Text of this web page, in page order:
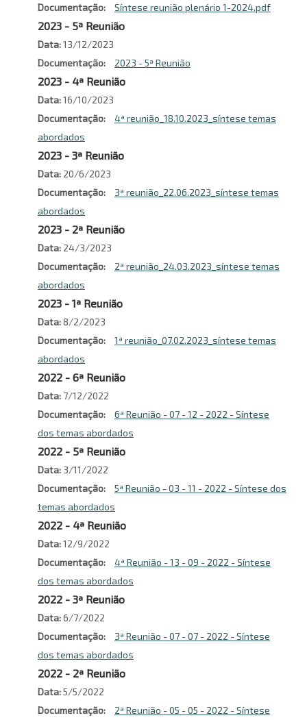
Documentação
Síntese reunião plenário 1-2024.pdf
2023 - 5ª Reunião
Data 13/12/2023
Documentação
2023 - 5ª Reunião
2023 - 4ª Reunião
Data 16/10/2023
Documentação
4ª reunião_18.10.2023_síntese temas
abordados
2023 - 3ª Reunião
Data 20/6/2023
Documentação
3ª reunião_22.06.2023_síntese temas
abordados
2023 - 2ª Reunião
Data 24/3/2023
Documentação
2ª reunião_24.03.2023_síntese temas
abordados
2023 - 1ª Reunião
Data 8/2/2023
Documentação
1ª reunião_07.02.2023_síntese temas
abordados
2022 - 6ª Reunião
Data 7/12/2022
Documentação
6ª Reunião - 07 - 12 - 2022 - Síntese
dos temas abordados
2022 - 5ª Reunião
Data 3/11/2022
Documentação
5ª Reunião - 03 - 11 - 2022 - Síntese dos
temas abordados
2022 - 4ª Reunião
Data 12/9/2022
Documentação
4ª Reunião - 13 - 09 - 2022 - Síntese
dos temas abordados
2022 - 3ª Reunião
Data 6/7/2022
Documentação
3ª Reunião - 07 - 07 - 2022 - Síntese
dos temas abordados
2022 - 2ª Reunião
Data 5/5/2022
Documentação
2ª Reunião - 05 - 05 - 2022 - Síntese